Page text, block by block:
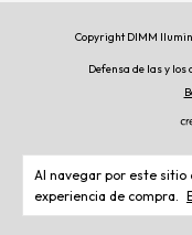
Al navegar por este sitio
experiencia de compra.
Copyright DIMM
Defensa de las y